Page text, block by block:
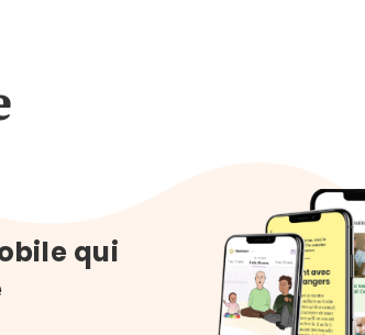
qui